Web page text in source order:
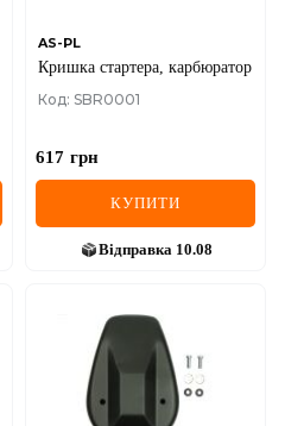
AS-PL
Кришка стартера, карбюратор
Код: SBR0001
617 грн
КУПИТИ
Відправка 10.08